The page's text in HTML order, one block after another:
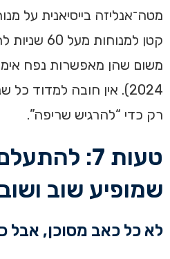
מטה־אנליזה בייסיאנית על
קטן
2024). אין חובה למדוד
רק כדי “להרגיש שריפה”.
טעות 7:
שמופיע שוב ושוב
לא כל כאב מסוכן, אבל